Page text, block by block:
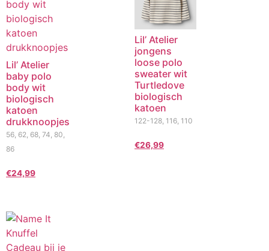
Lil’ Atelier
baby polo
body wit
biologisch
katoen
drukknoopjes
56, 62, 68, 74, 80,
86
€24,99
Lil’ Atelier
jongens
loose polo
sweater wit
Turtledove
biologisch
katoen
122-128, 116, 110
€26,99